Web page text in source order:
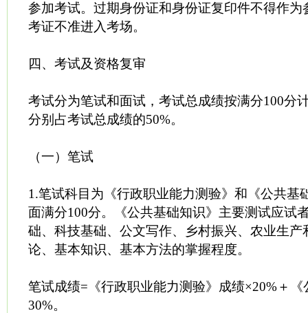
参加考试。过期身份证和身份证复印件不得作为
考证不准进入考场。
四、考试及资格复审
考试分为笔试和面试，考试总成绩按满分100分
分别占考试总成绩的50%。
（一）笔试
1.笔试科目为《行政职业能力测验》和《公共基
面满分100分。《公共基础知识》主要测试应试
础、科技基础、公文写作、乡村振兴、农业生产
论、基本知识、基本方法的掌握程度。
笔试成绩=《行政职业能力测验》成绩×20%＋
30%。